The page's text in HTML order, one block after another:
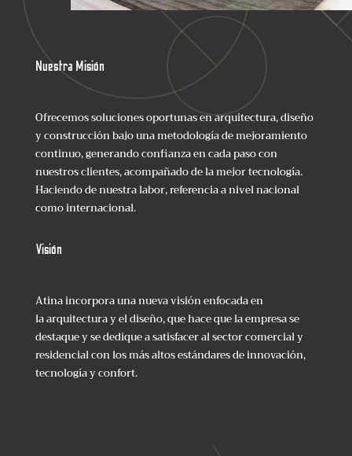
Nuestra Misión
Ofrecemos soluciones oportunas en arquitectura, diseño
y construcción bajo una metodología de mejoramiento
continuo, generando confianza en cada paso con
nuestros clientes, acompañado de la mejor tecnología.
Haciendo de nuestra labor, referencia a nivel nacional
como internacional.
Visión
Atina incorpora una nueva visión enfocada en
la arquitectura y el diseño, que hace que la empresa se
destaque y se dedique a satisfacer al sector comercial y
residencial con los más altos estándares de innovación,
tecnología y confort.